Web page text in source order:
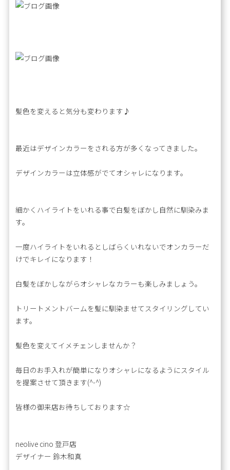
髪色を変えると気分も変わります♪
最近はデザインカラーをされる方が多くなってきました。
デザインカラーは立体感がでてオシャレになります。
細かくハイライトをいれる事で白髪をぼかし自然に馴染みま
す。
一度ハイライトをいれるとしばらくいれないでオンカラーだ
けでキレイになります！
白髪をぼかしながらオシャレなカラーも楽しみましょう。
トリートメントバームを髪に馴染ませてスタイリングしてい
ます。
髪色を変えてイメチェンしませんか？
毎日のお手入れが簡単になりオシャレになるようにスタイル
を提案させて頂きます(^-^)
皆様の御来店お待ちしております☆
neolive cino 登戸店
デザイナー 鈴木和真